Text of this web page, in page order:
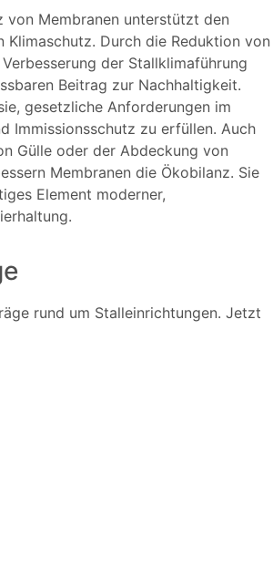
von Membranen unterstützt den
Klimaschutz. Durch die Reduktion von
der Stallklimaführung
Beitrag zur Nachhaltigkeit.
gesetzliche Anforderungen im
Immissionsschutz zu erfüllen. Auch
Gülle oder der Abdeckung von
Membranen die Ökobilanz. Sie
Element moderner,
rund um Stalleinrichtungen. Jetzt